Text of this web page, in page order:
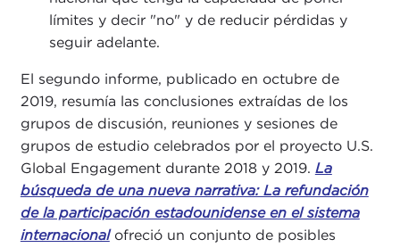
límites y decir "no" y de reducir pérdidas y
seguir adelante.
El segundo informe, publicado en octubre de
2019, resumía las conclusiones extraídas de los
grupos de discusión, reuniones y sesiones de
grupos de estudio celebrados por el proyecto U.S.
Global Engagement durante 2018 y 2019. La
búsqueda de una nueva narrativa: La refundación
de la participación estadounidense en el sistema
internacionalofreció un conjunto de posibles